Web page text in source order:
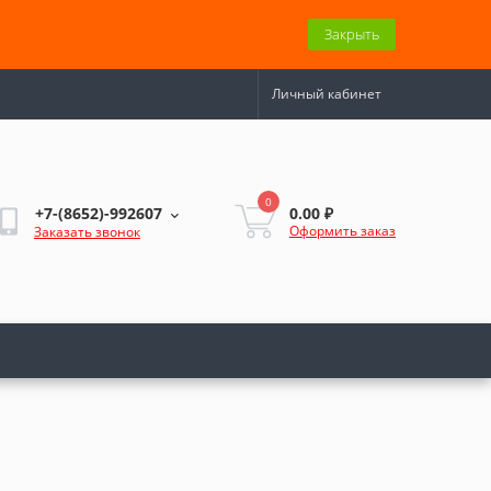
Закрыть
Личный кабинет
+7-(8652)-992607
Заказать звонок
0
0.00 ₽
Оформить заказ